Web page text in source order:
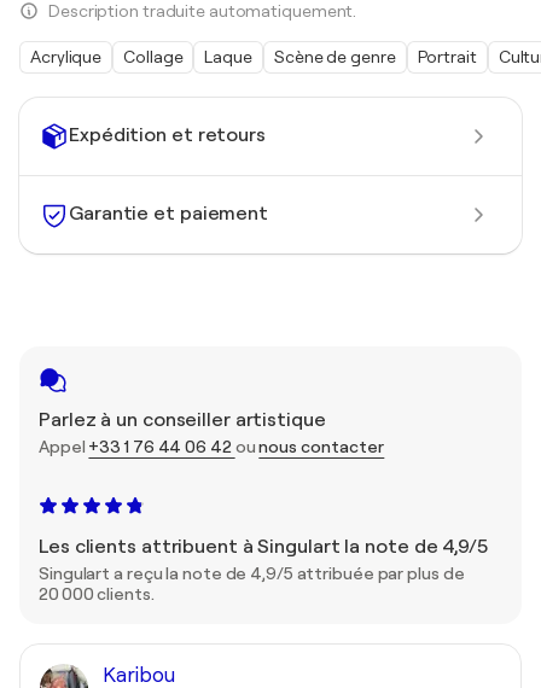
Expédition et retours
Garantie et paiement
Parlez à un conseiller artistique
Appel +33 1 76 44 06 42 ounous contacter
Les clients attribuent à Singulart la note de 4,9/5
Singulart a reçu la note de 4,9/5 attribuée par plus de
20 000 clients.
Karibou
Description traduite automatiquement.
Acrylique Collage Laque Scène de genre Portrait